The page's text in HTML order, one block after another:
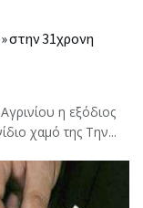
στην 31χρονη
η εξόδιος
χαμό της Την...